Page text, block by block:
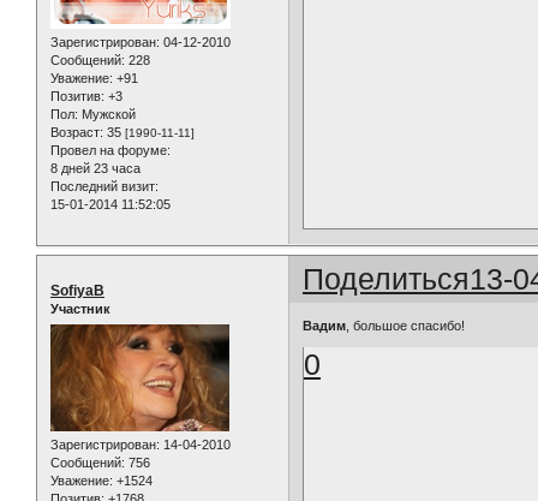
Зарегистрирован: 04-12-2010
Сообщений: 228
Уважение: +91
Позитив: +3
Пол: Мужской
Возраст: 35 [1990-11-11]
Провел на форуме:
8 дней 23 часа
Последний визит:
15-01-2014 11:52:05
Поделиться13-
SofiyaB
Участник
Зарегистрирован: 14-04-2010
Сообщений: 756
Уважение: +1524
Вадим , большое спасибо!
0